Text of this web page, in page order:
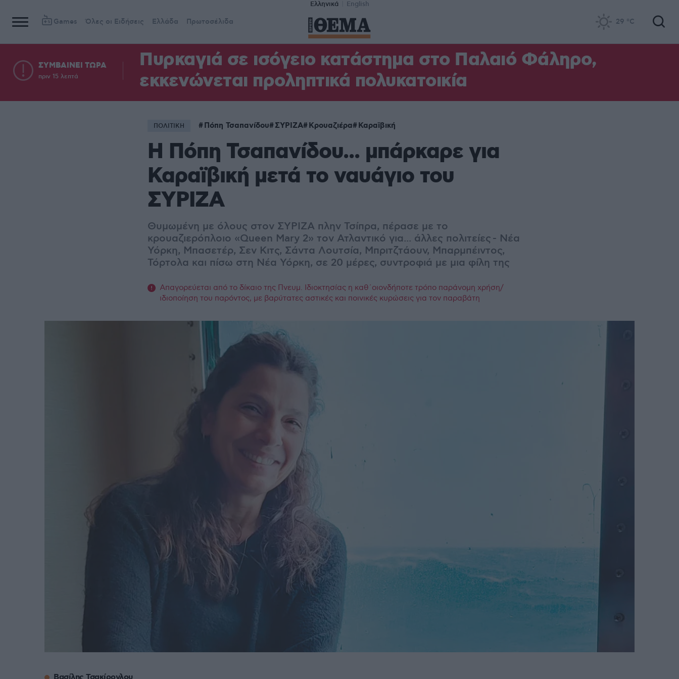
Ελληνικά English
Games Όλες οι Ειδήσεις Ελλάδα Πρωτοσέλιδα 29 °C
ΣΥΜΒΑΙΝΕΙ ΤΩΡΑ
πριν 15 λεπτά
Πυρκαγιά σε ισόγειο κατάστημα στο Παλαιό Φάληρο,
εκκενώνεται προληπτικά πολυκατοικία
ΠΟΛΙΤΙΚΗ Πόπη Τσαπανίδου ΣΥΡΙΖΑ Κρουαζιέρα Καραϊβική
Η Πόπη Τσαπανίδου... μπάρκαρε για
Καραϊβική μετά το ναυάγιο του
ΣΥΡΙΖΑ
Θυμωμένη με όλους στον ΣΥΡΙΖΑ πλην Τσίπρα, πέρασε με το
κρουαζιερόπλοιο «Queen Mary 2» τον Ατλαντικό για... άλλες πολιτείες - Νέα
Υόρκη, Μπασετέρ, Σεν Κιτς, Σάντα Λουτσία, Μπριτζτάουν, Μπαρμπέιντος,
Τόρτολα και πίσω στη Νέα Υόρκη, σε 20 μέρες, συντροφιά με μια φίλη της
Απαγορεύεται από το δίκαιο της Πνευμ. Ιδιοκτησίας η καθ΄οιονδήποτε τρόπο παράνομη χρήση/
ιδιοποίηση του παρόντος, με βαρύτατες αστικές και ποινικές κυρώσεις για τον παραβάτη